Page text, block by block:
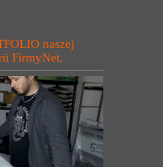
naszej
FirmyNet.